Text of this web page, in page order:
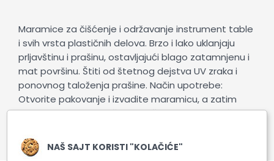
Maramice za čišćenje i održavanje instrument table
i svih vrsta plastičnih delova. Brzo i lako uklanjaju
prljavštinu i prašinu, ostavljajući blago zatamnjenu i
mat površinu. Štiti od štetnog dejstva UV zraka i
ponovnog taloženja prašine. Način upotrebe:
Otvorite pakovanje i izvadite maramicu, a zatim
dobro zatvorite. Obrišite površinu koju treba očistiti,
osuši.
NAŠ SAJT KORISTI "KOLAČIĆE"